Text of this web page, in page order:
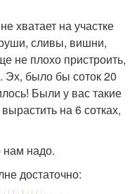
хватает на участке
сливы, вишни,
не плохо пристроить,
было бы соток 20
Были у вас такие
на 6 сотках,
нам надо.
достаточно: